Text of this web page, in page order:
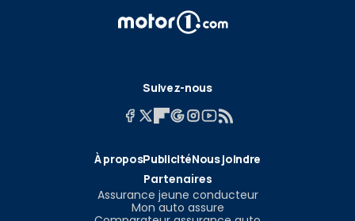
Suivez-nous
À proposPublicitéNous joindre
Partenaires
Assurance jeune conducteur
Mon auto assure